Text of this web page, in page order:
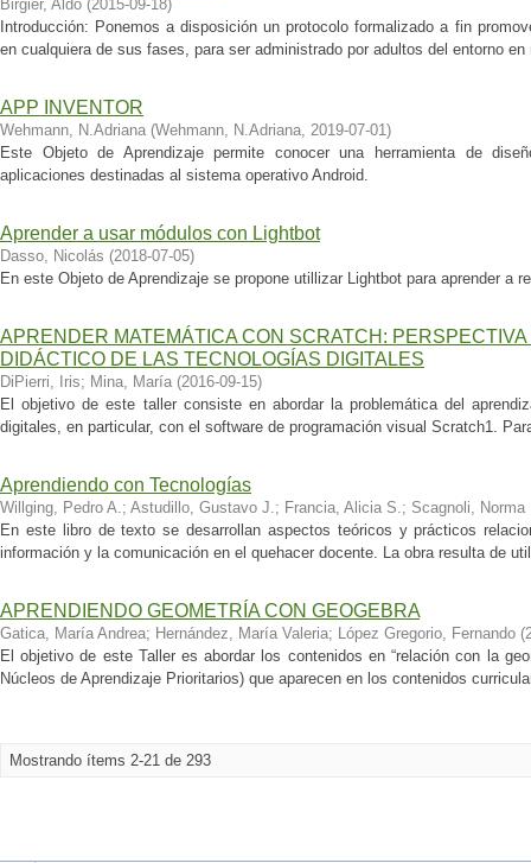
Birgier, Aldo (2015-09-18)
Introducción: Ponemos a disposición un protocolo formalizado a fin
en cualquiera de sus fases, para ser administrado por adultos del entorno
APP INVENTOR
Wehmann, N.Adriana (Wehmann, N.Adriana, 2019-07-01)
Este Objeto de Aprendizaje permite conocer una herramienta de
aplicaciones destinadas al sistema operativo Android.
Aprender a usar módulos con Lightbot
Dasso, Nicolás (2018-07-05)
En este Objeto de Aprendizaje se propone utillizar Lightbot para aprender a
APRENDER MATEMÁTICA CON SCRATCH:
DIDÁCTICO DE LAS TECNOLOGÍAS DIGITALES
DiPierri, Iris; Mina, María (2016-09-15)
El objetivo de este taller consiste en abordar la problemática del
digitales, en particular, con el software de programación visual Scratch1.
Aprendiendo con Tecnologías
Willging, Pedro A.; Astudillo, Gustavo J.; Francia, Alicia S.; Scagnoli, Norma
En este libro de texto se desarrollan aspectos teóricos y prácticos
información y la comunicación en el quehacer docente. La obra resulta de
APRENDIENDO GEOMETRÍA CON GEOGEBRA
Gatica, María Andrea; Hernández, María Valeria; López Gregorio, Fernando (
El objetivo de este Taller es abordar los contenidos en “relación con la
Núcleos de Aprendizaje Prioritarios) que aparecen en los contenidos
Mostrando ítems 2-21 de 293